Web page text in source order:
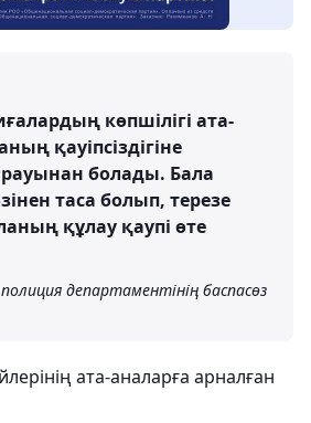
көпшілігі ата-
қауіпсіздігіне
болады. Бала
таса болып, терезе
құлау қаупі өте
департаментінің баспасөз
ата-аналарға арналған